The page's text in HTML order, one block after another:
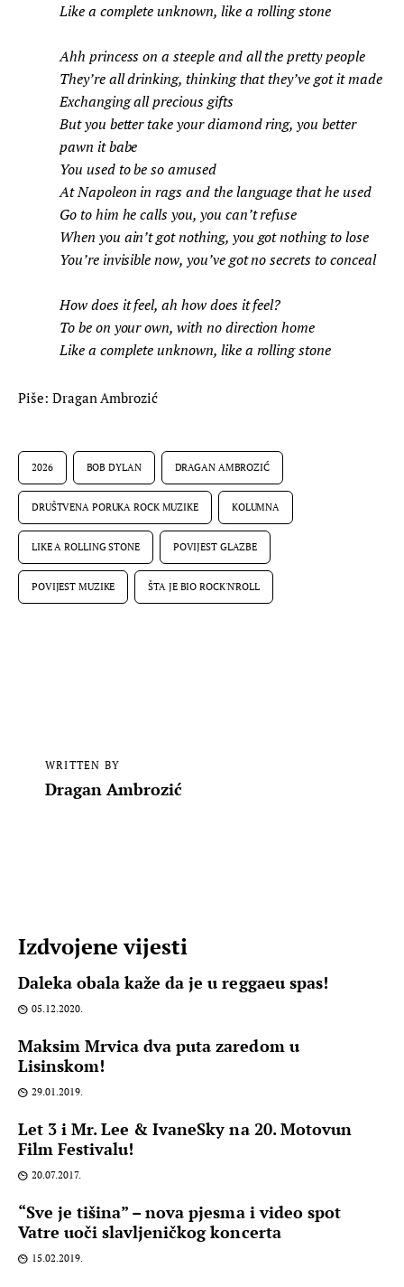
Like a complete unknown, like a rolling stone
Ahh princess on a steeple and all the pretty people
They’re all drinking, thinking that they’ve got it made
Exchanging all precious gifts
But you better take your diamond ring, you better
pawn it babe
You used to be so amused
At Napoleon in rags and the language that he used
Go to him he calls you, you can’t refuse
When you ain’t got nothing, you got nothing to lose
You’re invisible now, you’ve got no secrets to conceal
How does it feel, ah how does it feel?
To be on your own, with no direction home
Like a complete unknown, like a rolling stone
Piše: Dragan Ambrozić
2026 BOB DYLAN DRAGAN AMBROZIĆ
DRUŠTVENA PORUKA ROCK MUZIKE KOLUMNA
LIKE A ROLLING STONE POVIJEST GLAZBE
POVIJEST MUZIKE ŠTA JE BIO ROCK'N'ROLL
WRITTEN BY
Dragan Ambrozić
Izdvojene vijesti
Daleka obala kaže da je u reggaeu spas!
05.12.2020.
Maksim Mrvica dva puta zaredom u
Lisinskom!
29.01.2019.
Let 3 i Mr. Lee & IvaneSky na 20. Motovun
Film Festivalu!
20.07.2017.
“Sve je tišina” – nova pjesma i video spot
Vatre uoči slavljeničkog koncerta
15.02.2019.